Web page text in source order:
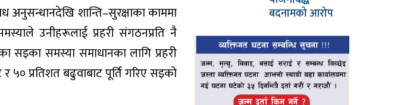
अनुसन्धानदेखि शान्ति–सुरक्षाका काममा
उनीहरूलाई प्रहरी संगठनप्रति नै
सइका समस्या समाधानका लागि प्रहरी
५० प्रतिशत बढुवाबाट पूर्ति गरिए सइको
बदनामको आरोप